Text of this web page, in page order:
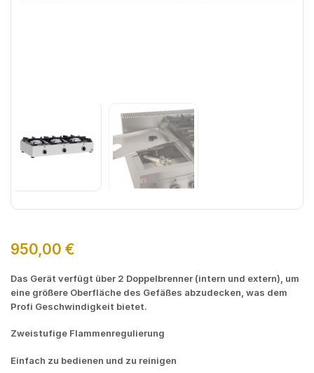
950,00 €
Das Gerät verfügt über 2 Doppelbrenner (intern und extern), um
eine größere Oberfläche des Gefäßes abzudecken, was dem
Profi Geschwindigkeit bietet.
Zweistufige Flammenregulierung
Einfach zu bedienen und zu reinigen